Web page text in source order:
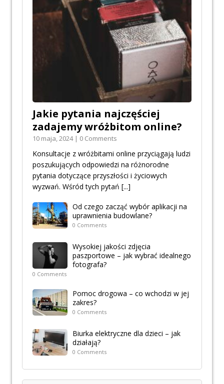
Jakie pytania najczęściej
zadajemy wróżbitom online?
10 maja, 2024 | 0 Comments
Konsultacje z wróżbitami online przyciągają ludzi
poszukujących odpowiedzi na różnorodne
pytania dotyczące przyszłości i życiowych
wyzwań. Wśród tych pytań [...]
Od czego zacząć wybór aplikacji na
uprawnienia budowlane?
0 Comments
Wysokiej jakości zdjęcia
paszportowe – jak wybrać idealnego
fotografa?
0 Comments
Pomoc drogowa – co wchodzi w jej
zakres?
0 Comments
Biurka elektryczne dla dzieci – jak
działają?
0 Comments